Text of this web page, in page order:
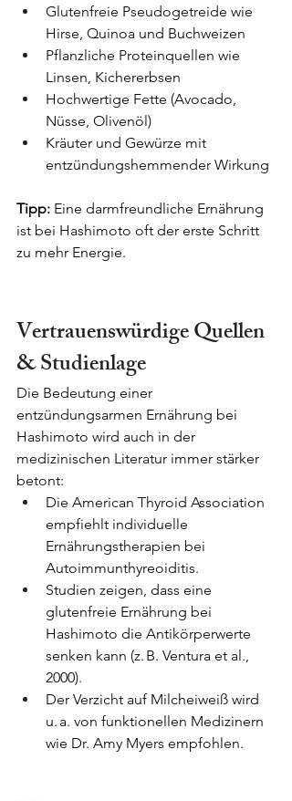
Glutenfreie Pseudogetreide wie
Hirse, Quinoa und Buchweizen
Pflanzliche Proteinquellen wie
Linsen, Kichererbsen
Hochwertige Fette (Avocado,
Nüsse, Olivenöl)
Kräuter und Gewürze mit
entzündungshemmender Wirkung
Tipp: Eine darmfreundliche Ernährung
ist bei Hashimoto oft der erste Schritt
zu mehr Energie.
Vertrauenswürdige Quellen
& Studienlage
Die Bedeutung einer
entzündungsarmen Ernährung bei
Hashimoto wird auch in der
medizinischen Literatur immer stärker
betont:
Die American Thyroid Association
empfiehlt individuelle
Ernährungstherapien bei
Autoimmunthyreoiditis.
Studien zeigen, dass eine
glutenfreie Ernährung bei
Hashimoto die Antikörperwerte
senken kann (z. B. Ventura et al.,
2000).
Der Verzicht auf Milcheiweiß wird
u. a. von funktionellen Medizinern
wie Dr. Amy Myers empfohlen.